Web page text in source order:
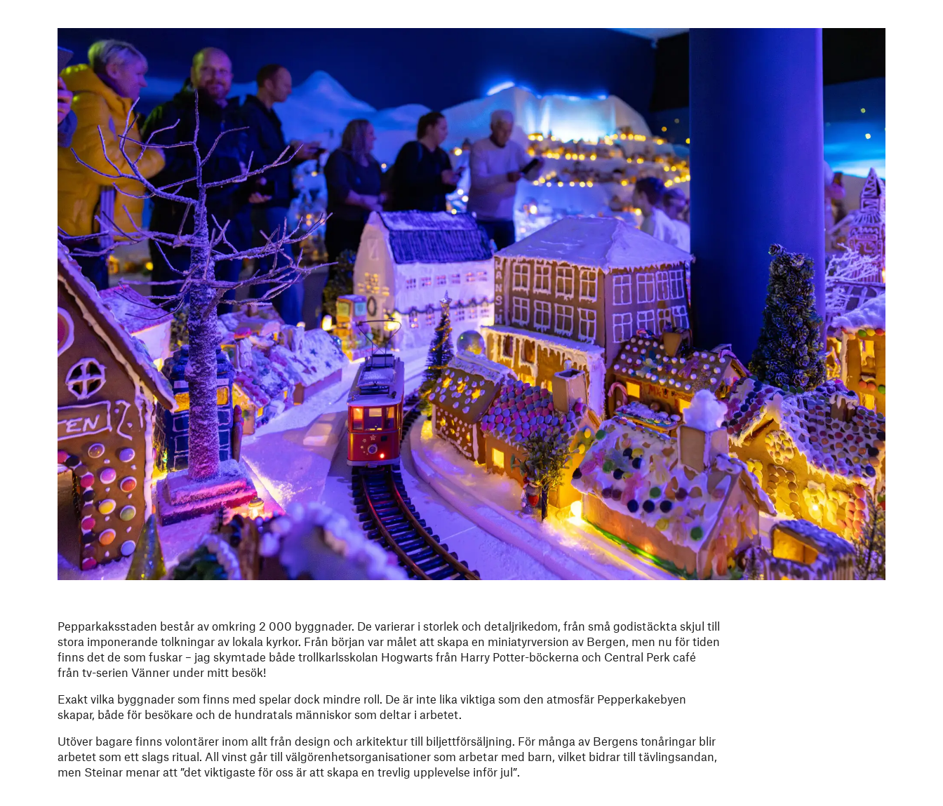
Pepparkaksstaden består av omkring 2 000 byggnader. De varierar i storlek och detaljrikedom, från små godistäckta skjul till
stora imponerande tolkningar av lokala kyrkor. Från början var målet att skapa en miniatyrversion av Bergen, men nu för tiden
finns det de som fuskar – jag skymtade både trollkarlsskolan Hogwarts från Harry Potter-böckerna och Central Perk café
från tv-serien Vänner under mitt besök!
Exakt vilka byggnader som finns med spelar dock mindre roll. De är inte lika viktiga som den atmosfär Pepperkakebyen
skapar, både för besökare och de hundratals människor som deltar i arbetet.
Utöver bagare finns volontärer inom allt från design och arkitektur till biljettförsäljning. För många av Bergens tonåringar blir
arbetet som ett slags ritual. All vinst går till välgörenhetsorganisationer som arbetar med barn, vilket bidrar till tävlingsandan,
men Steinar menar att ”det viktigaste för oss är att skapa en trevlig upplevelse inför jul”.